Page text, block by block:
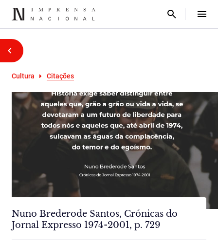
Cultura Citações
Nuno Brederode Santos, Crónicas do
Jornal Expresso 1974-2001, p. 729